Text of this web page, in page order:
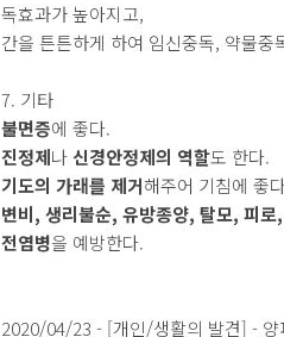
독효과가 높아지고,
간을 튼튼하게 하여 임신중독, 약물
7. 기타
불면증에 좋다.
진정제나 신경안정제의 역할도 한다.
기도의 가래를 제거해주어 기침에 좋
변비, 생리불순, 유방종양, 탈모, 피
전염병을 예방한다.
2020/04/23 - [개인/생활의 발견] - 양